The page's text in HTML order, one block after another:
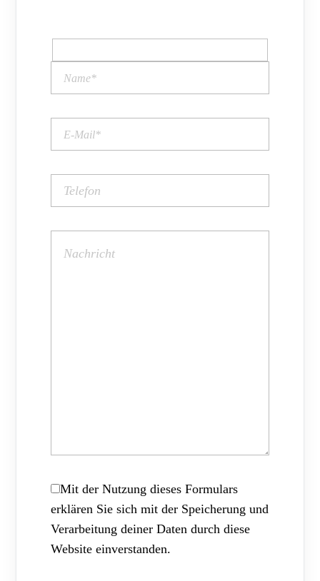
Mit der Nutzung dieses Formulars
erklären Sie sich mit der Speicherung und
Verarbeitung deiner Daten durch diese
Website einverstanden.